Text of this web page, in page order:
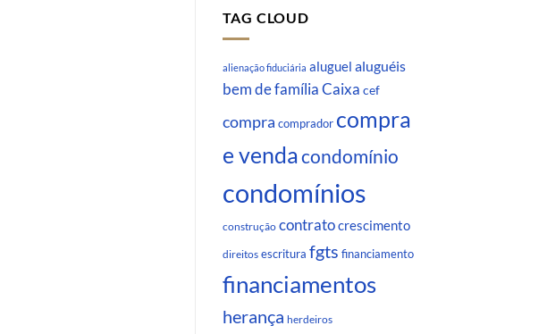
TAG CLOUD
alienação fiduciária aluguel aluguéis
bem de família Caixa cef
compra comprador compra
e vendacondomínio
condomínios
construção contratocrescimento
direitos escritura fgts financiamento
financiamentos
herança herdeiros